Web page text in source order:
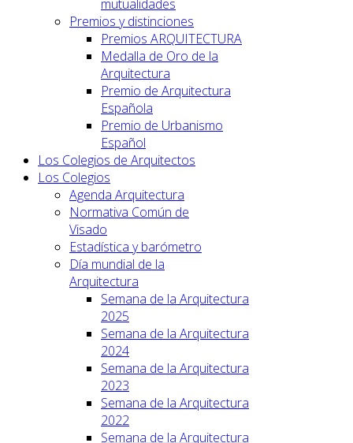
mutualidades
Premios y distinciones
Premios ARQUITECTURA
Medalla de Oro de la
Arquitectura
Premio de Arquitectura
Española
Premio de Urbanismo
Español
Los Colegios de Arquitectos
Los Colegios
Agenda Arquitectura
Normativa Común de
Visado
Estadística y barómetro
Día mundial de la
Arquitectura
Semana de la Arquitectura
2025
Semana de la Arquitectura
2024
Semana de la Arquitectura
2023
Semana de la Arquitectura
2022
Semana de la Arquitectura